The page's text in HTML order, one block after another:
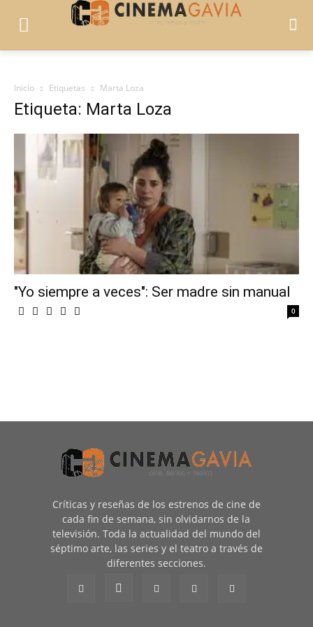
Inicio Etiquetas Marta Loza
Etiqueta: Marta Loza
"Yo siempre a veces": Ser madre sin manual
0
Críticas y reseñas de los estrenos de cine de
cada fin de semana, sin olvidarnos de la
televisión. Toda la actualidad del mundo del
séptimo arte, las series y el teatro a través de
diferentes secciones.